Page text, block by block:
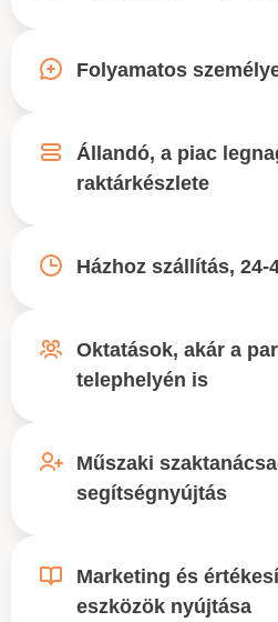
Folyamatos
Állandó, a piac
raktárkészlete
Házhoz szállítás, 24-
Oktatások, akár a
telephelyén is
Műszaki
segítségnyújtás
Marketing és
eszközök nyújtása